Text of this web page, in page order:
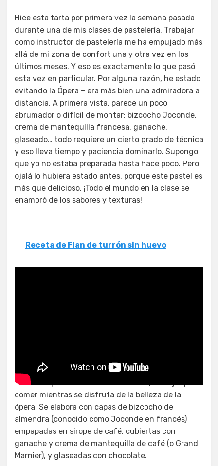
Hice esta tarta por primera vez la semana pasada
durante una de mis clases de pastelería. Trabajar
como instructor de pastelería me ha empujado más
allá de mi zona de confort una y otra vez en los
últimos meses. Y eso es exactamente lo que pasó
esta vez en particular. Por alguna razón, he estado
evitando la Ópera – era más bien una admiradora a
distancia. A primera vista, parece un poco
abrumador o difícil de montar: bizcocho Joconde,
crema de mantequilla francesa, ganache,
glaseado… todo requiere un cierto grado de técnica
y eso lleva tiempo y paciencia dominarlo. Supongo
que yo no estaba preparada hasta hace poco. Pero
ojalá lo hubiera estado antes, porque este pastel es
más que delicioso. ¡Todo el mundo en la clase se
enamoró de los sabores y texturas!
Receta de Flan de turrón sin huevo
La tarta Ópera es una tarta francesa, lo mejor para
comer mientras se disfruta de la belleza de la
ópera. Se elabora con capas de bizcocho de
almendra (conocido como Joconde en francés)
empapadas en sirope de café, cubiertas con
ganache y crema de mantequilla de café (o Grand
Marnier), y glaseadas con chocolate.